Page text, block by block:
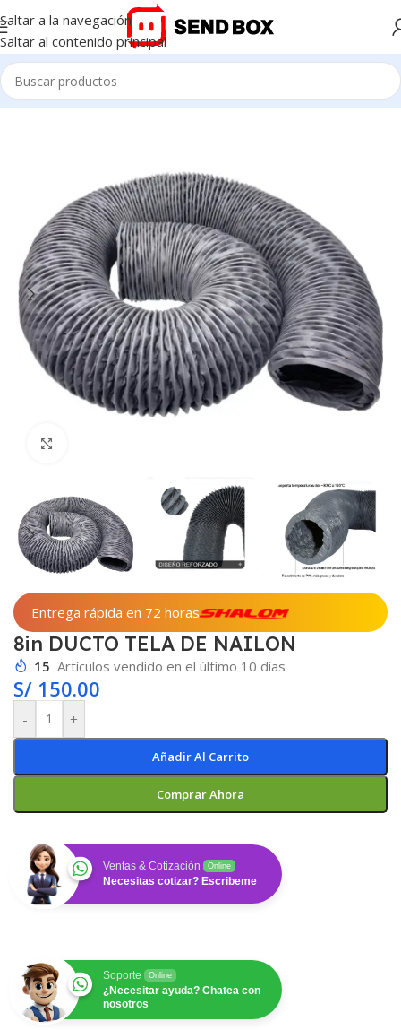
Saltar a la navegación
Saltar al contenido principal
Inicio/Accesorios Láser Co2/Ductos
Entrega rápida en 72 horas
8in DUCTO TELA DE NAILON
15 Artículos vendido en el último 10 días
S/ 150.00
- +
Añadir Al Carrito
Comprar Ahora
Ventas & Cotización Online
Necesitas cotizar? Escribeme
Soporte Online
¿Necesitar ayuda? Chatea con
nosotros